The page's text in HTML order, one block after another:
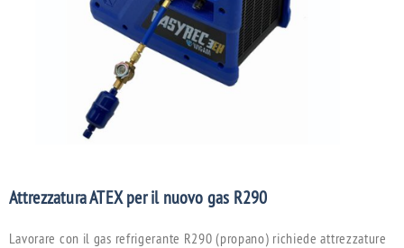
Attrezzatura ATEX per il nuovo gas R290
Lavorare con il gas refrigerante R290 (propano) richiede attrezzature